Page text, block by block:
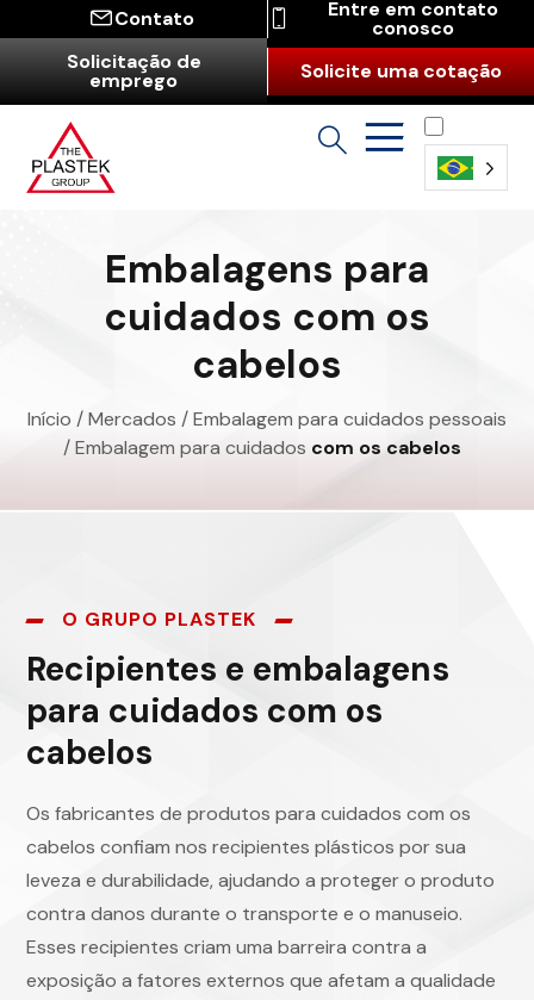
Contato Entre em contato
conosco
Solicitação de
emprego Solicite uma cotação
Embalagens para
cuidados com os
cabelos
Início /Mercados /Embalagem para cuidados pessoais
/ Embalagem para cuidados com os cabelos
O GRUPO PLASTEK
Recipientes e embalagens
para cuidados com os
cabelos
Os fabricantes de produtos para cuidados com os
cabelos confiam nos recipientes plásticos por sua
leveza e durabilidade, ajudando a proteger o produto
contra danos durante o transporte e o manuseio.
Esses recipientes criam uma barreira contra a
exposição a fatores externos que afetam a qualidade